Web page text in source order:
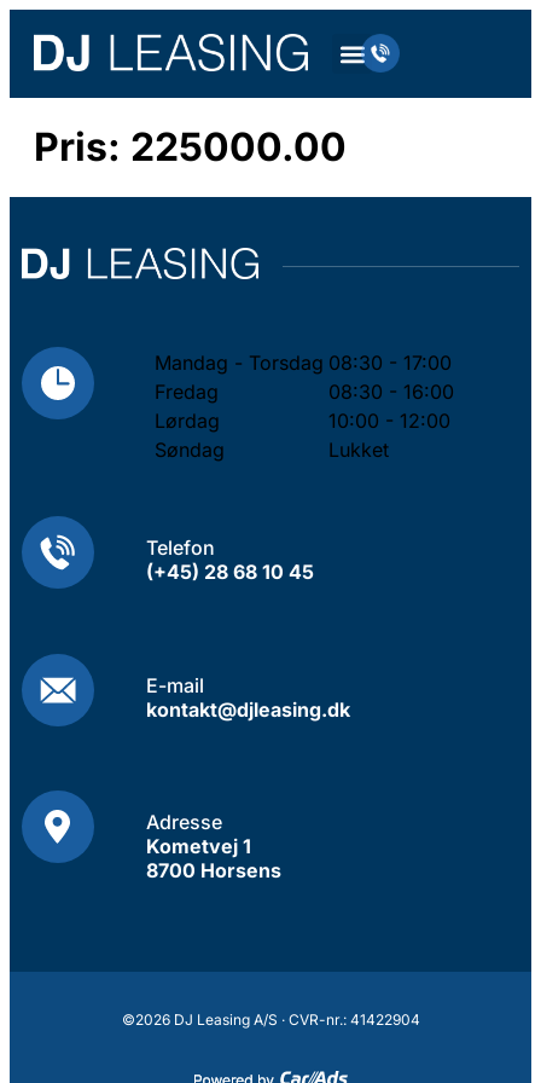
Pris: 225000.00
Mandag - Torsdag 08:30 - 17:00
Fredag
08:30 - 16:00
Lørdag
10:00 - 12:00
Søndag
Lukket
Telefon
(+45) 28 68 10 45
E-mail
kontakt@djleasing.dk
Adresse
Kometvej 1
8700 Horsens
©2026 DJ Leasing A/S · CVR-nr.: 41422904